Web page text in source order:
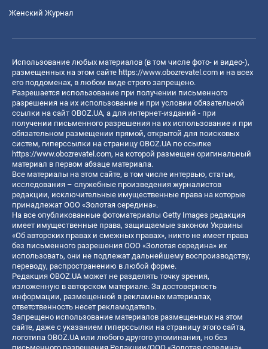
Женский Журнал
Использование любых материалов (в том числе фото- и видео-),
размещенных на этом сайте https://www.obozrevatel.com и на всех
его поддоменах, в любом виде строго запрещено.
Разрешается использование при получении письменного
разрешения на их использование и при условии обязательной
ссылки на сайт OBOZ.UA, а для интернет-изданий - при
получении письменного разрешения на их использование и при
обязательном размещении прямой, открытой для поисковых
систем, гиперссылки на страницу OBOZ.UA по ссылке
https://www.obozrevatel.com, на которой размещен оригинальный
материал в первом абзаце материала.
Все материалы на этом сайте, в том числе интервью, статьи,
исследования – служебные произведения журналистов
редакции, исключительные имущественные права на которые
принадлежат ООО «Золотая середина».
На все опубликованные фотоматериалы Getty Images редакция
имеет имущественные права, защищаемые законом Украины
«Об авторских правах и смежных правах», никто не имеет права
без письменного разрешения ООО «Золотая середина» их
использовать, они не подлежат дальнейшему воспроизводству,
переводу, распространению в любой форме.
Редакция OBOZ.UA может не разделять точку зрения,
изложенную в авторском материале. За достоверность
информации, размещенной в рекламных материалах,
ответственность несет рекламодатель.
Запрещено использование материалов размещенных на этом
сайте, даже с указанием гиперссылки на страницу этого сайта,
логотипа OBOZ.UA или любого другого упоминания, но без